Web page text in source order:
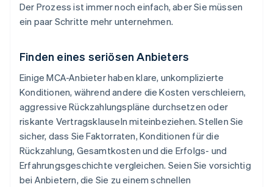
Der Prozess ist immer noch einfach, aber Sie müssen
ein paar Schritte mehr unternehmen.
Finden eines seriösen Anbieters
Einige MCA-Anbieter haben klare, unkomplizierte
Konditionen, während andere die Kosten verschleiern,
aggressive Rückzahlungspläne durchsetzen oder
riskante Vertragsklauseln miteinbeziehen. Stellen Sie
sicher, dass Sie Faktorraten, Konditionen für die
Rückzahlung, Gesamtkosten und die Erfolgs- und
Erfahrungsgeschichte vergleichen. Seien Sie vorsichtig
bei Anbietern, die Sie zu einem schnellen